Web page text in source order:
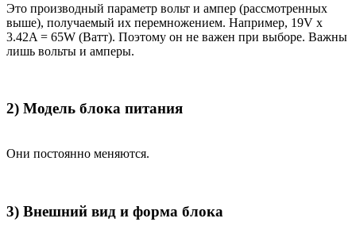
Это производный параметр вольт и ампер (рассмотренных
выше), получаемый их перемножением. Например, 19V x
3.42A = 65W (Ватт). Поэтому он не важен при выборе. Важны
лишь вольты и амперы.
2) Модель блока питания
Они постоянно меняются.
3) Внешний вид и форма блока